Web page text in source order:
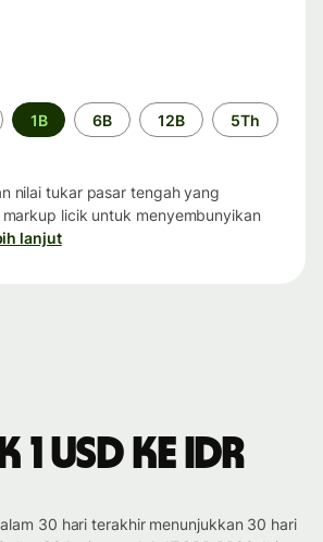
1B 6B 12B 5Th
nilai tukar pasar tengah yang
licik untuk menyembunyikan
lanjut
USD ke IDR
30 hari terakhir menunjukkan 30 hari